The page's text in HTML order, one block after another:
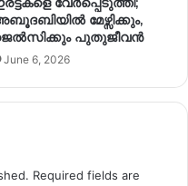
മേഴ്സിക്കും,
പുതുജീവൻ
June 6, 2026
Required fields are